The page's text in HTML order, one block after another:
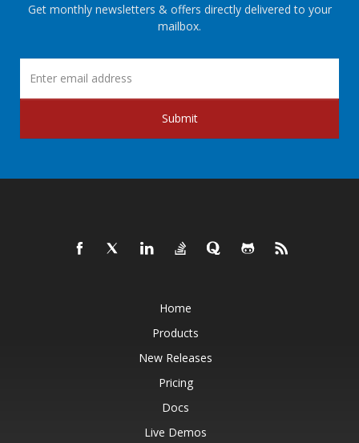
Get monthly newsletters & offers directly delivered to your
mailbox.
Submit
Home
Products
New Releases
Pricing
Docs
Live Demos